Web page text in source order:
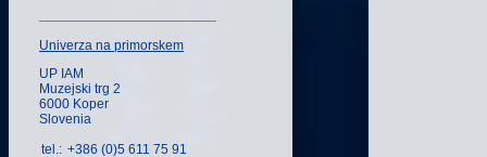
Univerza na primorskem
UP IAM
Muzejski trg 2
6000 Koper
Slovenia
tel.: +386 (0)5 611 75 91